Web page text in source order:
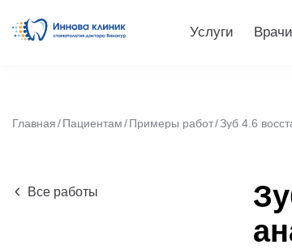
Услуги Врачи
Главная Пациентам Примеры работ Зуб 4.6
Все работы